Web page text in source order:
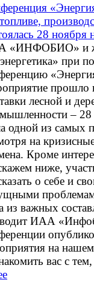
28
«ИНФОБИО» и
при
прошло
лесной и
–
одной из самых
на
Кроме
ниже,
о себе и
из важных
ИАА
на
вас с